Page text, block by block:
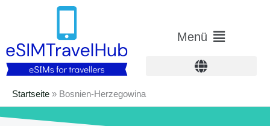
Hauptmenü
Menü
Startseite » Bosnien-Herzegowina